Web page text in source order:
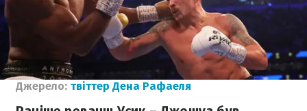
Джерело: твіттер Дена Рафаеля